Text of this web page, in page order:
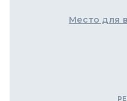
Место для